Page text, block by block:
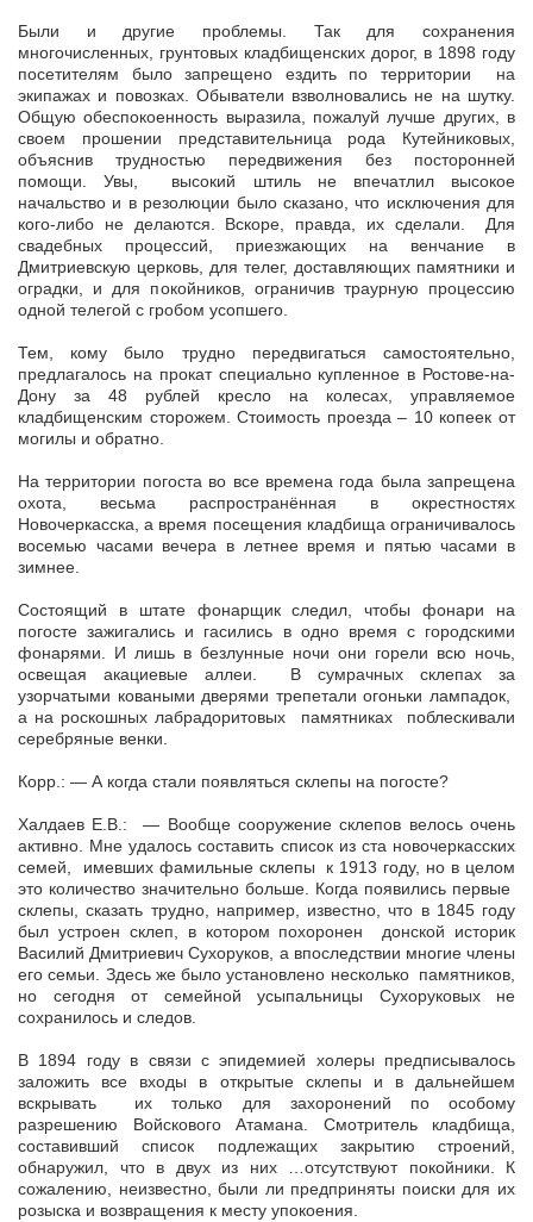
Были и другие проблемы. Так для сохранения
многочисленных, грунтовых кладбищенских дорог, в 1898 году
посетителям было запрещено ездить по территории на
экипажах и повозках. Обыватели взволновались не на шутку.
Общую обеспокоенность выразила, пожалуй лучше других, в
своем прошении представительница рода Кутейниковых,
объяснив трудностью передвижения без посторонней
помощи. Увы, высокий штиль не впечатлил высокое
начальство и в резолюции было сказано, что исключения для
кого-либо не делаются. Вскоре, правда, их сделали. Для
свадебных процессий, приезжающих на венчание в
Дмитриевскую церковь, для телег, доставляющих памятники и
оградки, и для покойников, ограничив траурную процессию
одной телегой с гробом усопшего.
Тем, кому было трудно передвигаться самостоятельно,
предлагалось на прокат специально купленное в Ростове-на-
Дону за 48 рублей кресло на колесах, управляемое
кладбищенским сторожем. Стоимость проезда – 10 копеек от
могилы и обратно.
На территории погоста во все времена года была запрещена
охота, весьма распространённая в окрестностях
Новочеркасска, а время посещения кладбища ограничивалось
восемью часами вечера в летнее время и пятью часами в
зимнее.
Состоящий в штате фонарщик следил, чтобы фонари на
погосте зажигались и гасились в одно время с городскими
фонарями. И лишь в безлунные ночи они горели всю ночь,
освещая акациевые аллеи. В сумрачных склепах за
узорчатыми коваными дверями трепетали огоньки лампадок,
а на роскошных лабрадоритовых памятниках поблескивали
серебряные венки.
Корр.: — А когда стали появляться склепы на погосте?
Халдаев Е.В.: — Вообще сооружение склепов велось очень
активно. Мне удалось составить список из ста новочеркасских
семей, имевших фамильные склепы к 1913 году, но в целом
это количество значительно больше. Когда появились первые
склепы, сказать трудно, например, известно, что в 1845 году
был устроен склеп, в котором похоронен донской историк
Василий Дмитриевич Сухоруков, а впоследствии многие члены
его семьи. Здесь же было установлено несколько памятников,
но сегодня от семейной усыпальницы Сухоруковых не
сохранилось и следов.
В 1894 году в связи с эпидемией холеры предписывалось
заложить все входы в открытые склепы и в дальнейшем
вскрывать их только для захоронений по особому
разрешению Войскового Атамана. Смотритель кладбища,
составивший список подлежащих закрытию строений,
обнаружил, что в двух из них …отсутствуют покойники. К
сожалению, неизвестно, были ли предприняты поиски для их
розыска и возвращения к месту упокоения.